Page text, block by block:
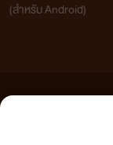
(สำหรับ Android)
เว็บไซต์แห่งนี้ไม่ได้เห็นด้วยแล
วิจารณญาณในการกลั่นกรองด้